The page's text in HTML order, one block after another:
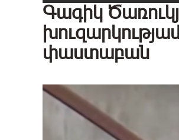
Գագիկ
փաստաբան